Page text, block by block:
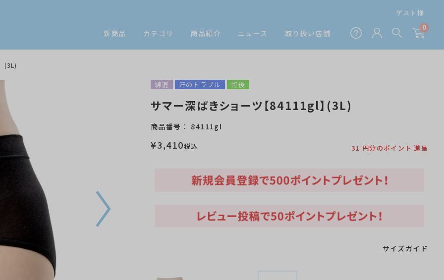
ゲスト様
新商品 カテゴリ 商品紹介 ニュース 取り扱い店舗
0
(3L)
綿混 汗のトラブル 術後
サマー深ばきショーツ【84111gl】(3L)
商品番号 84111gl
¥3,410税込 31 円分のポイント 進呈
サイズガイド